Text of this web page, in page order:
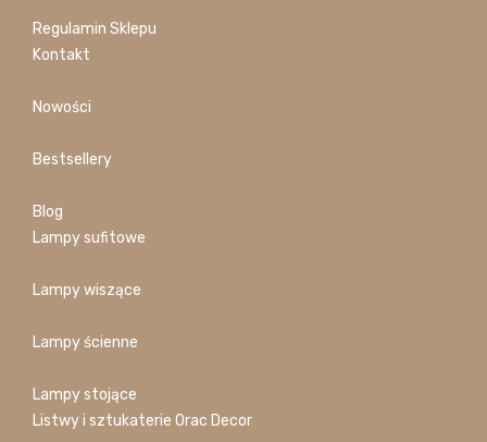
Regulamin Sklepu
Kontakt
Nowości
Bestsellery
Blog
Lampy sufitowe
Lampy wiszące
Lampy ścienne
Lampy stojące
Listwy i sztukaterie Orac Decor